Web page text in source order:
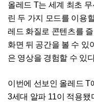
올레드 T는 세계 최초
린 두 가지 모드를 이용
레드 화질로 콘텐츠를
화면 뒤 공간을 볼 수 있
은 영상을 경험할 수 있
이번에 선보인 올레드 T
3세대 알파 11이 적용됐